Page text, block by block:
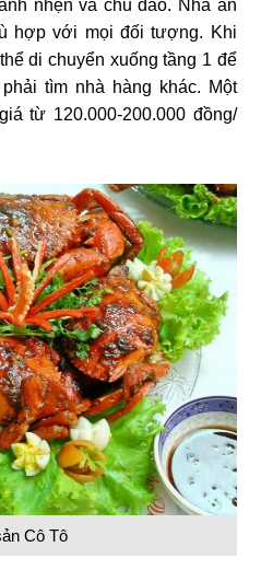
nhẹn và chu đáo. Nhà ăn
hợp với mọi đối tượng. Khi
di chuyển xuống tầng 1 để
tìm nhà hàng khác. Một
từ 120.000-200.000 đồng/
Cô Tô